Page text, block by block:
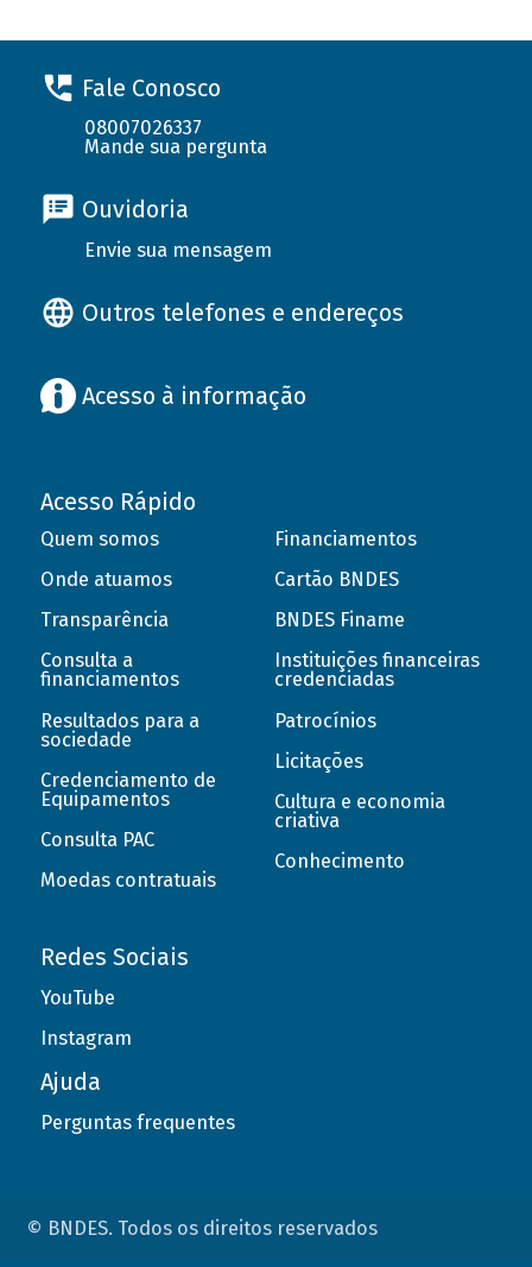
Fale Conosco
08007026337
Mande sua pergunta
Ouvidoria
Envie sua mensagem
Outros telefones e endereços
Acesso à informação
Acesso Rápido
Quem somos
Onde atuamos
Transparência
Consulta a
financiamentos
Resultados para a
sociedade
Credenciamento de
Equipamentos
Consulta PAC
Moedas contratuais
Financiamentos
Cartão BNDES
BNDES Finame
Instituições financeiras
credenciadas
Patrocínios
Licitações
Cultura e economia
criativa
Conhecimento
Redes Sociais
YouTube
Instagram
Ajuda
Perguntas frequentes
© BNDES. Todos os direitos reservados